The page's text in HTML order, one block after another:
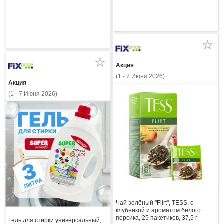
Акция
(1 - 7 Июня 2026)
Чай зелёный "Flirt", TESS, с
клубникой и ароматом белого
персика, 25 пакетиков, 37,5 г
Акция
(1 - 7 Июня 2026)
Гель для стирки универсальный,